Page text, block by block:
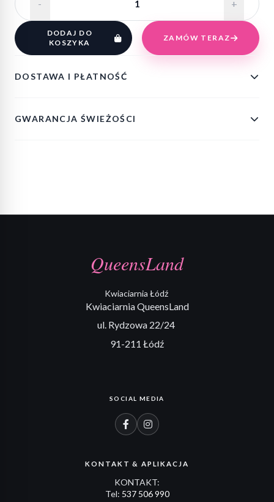
- +
DODAJ DO
KOSZYKA
ZAMÓW TERAZ
DOSTAWA I PŁATNOŚĆ
GWARANCJA ŚWIEŻOŚCI
QueensLand
Kwiaciarnia Łódź
Kwiaciarnia QueensLand
ul. Rydzowa 22/24
91-211 Łódź
SOCIAL MEDIA
KONTAKT & APLIKACJA
KONTAKT:
Tel: 537 506 990